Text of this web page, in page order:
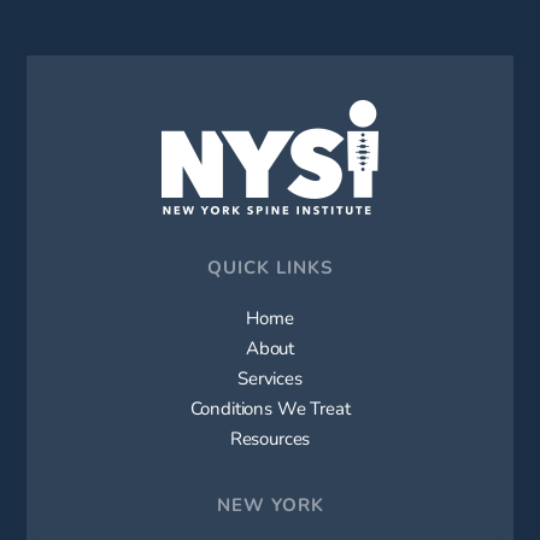
QUICK LINKS
Home
About
Services
Conditions We Treat
Resources
NEW YORK